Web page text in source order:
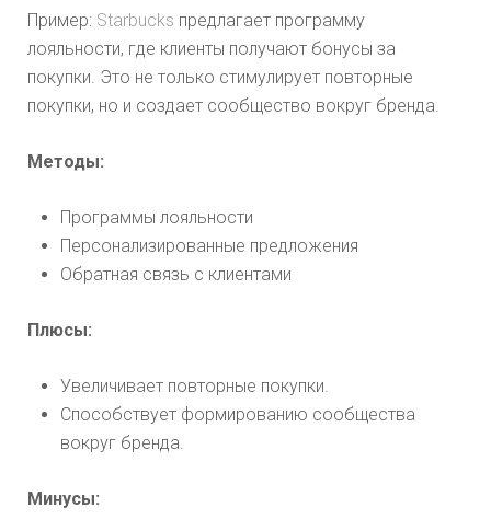
Пример: Starbucks предлагает программу
лояльности, где клиенты получают бонусы за
покупки. Это не только стимулирует повторные
покупки, но и создает сообщество вокруг бренда.
Методы:
Программы лояльности
Персонализированные предложения
Обратная связь с клиентами
Плюсы:
Увеличивает повторные покупки.
Способствует формированию сообщества
вокруг бренда.
Минусы: